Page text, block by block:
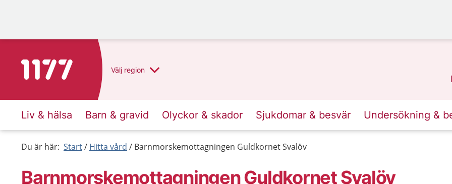
Till startsidan för 1177 Välj region
Liv & hälsa Barn & gravid Olyckor & skador Sjukdomar & besvär Undersökning &
Du är här: Start Hitta vård Barnmorskemottagningen Guldkornet Svalöv
Barnmorskemottagningen Guldkornet Svalöv